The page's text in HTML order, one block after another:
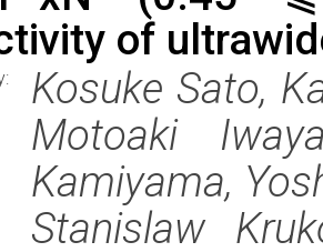
of
Kosuke Sato,
Motoaki
Kamiyama,
Stanislaw